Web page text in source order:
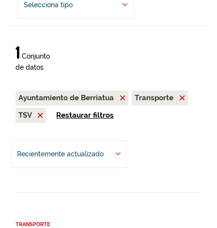
Selecciona tipo
1 Conjunto
de datos
Ayuntamiento de Berriatua
Transporte
TSV
Restaurar filtros
Recientemente actualizado
TRANSPORTE